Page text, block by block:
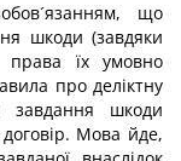
що
шкоди (завдяки
права їх умовно
про деліктну
завдання шкоди
Мова йде,